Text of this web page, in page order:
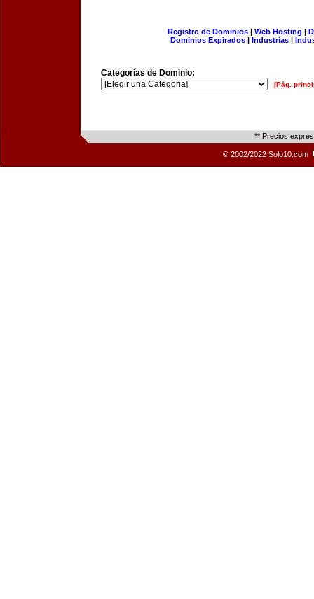
Registro de Dominios| Web Hosting |
Dominios Expirados | Industrias |
Categorías de Dominio:
[Pág.
** Precios
© 2002/2022 Solo10.com